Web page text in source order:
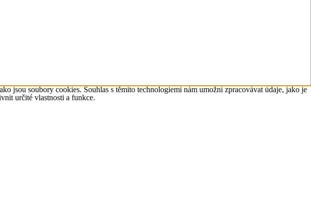
jsou soubory cookies. Souhlas s těmito technologiemi nám umožní zpracovávat údaje, jako je
určité vlastnosti a funkce.